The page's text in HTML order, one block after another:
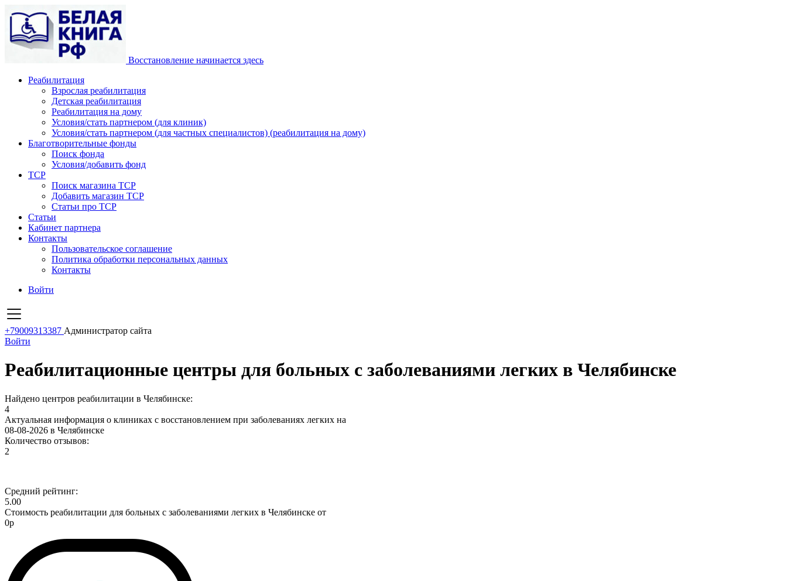
Восстановление начинается здесь
Реабилитация
Взрослая реабилитация
Детская реабилитация
Реабилитация на дому
Условия/стать партнером (для клиник)
Условия/стать партнером (для частных специалистов) (реабилитация на дому)
Благотворительные фонды
Поиск фонда
Условия/добавить фонд
ТСР
Поиск магазина ТСР
Добавить магазин ТСР
Статьи про ТСР
Статьи
Кабинет партнера
Контакты
Пользовательское соглашение
Политика обработки персональных данных
Контакты
Войти
+79009313387 Администратор сайта
Войти
Реабилитационные центры для больных с заболеваниями легких в Челябинске
Найдено центров реабилитации в Челябинске:
4
Актуальная информация о клиниках с восстановлением при заболеваниях легких на
08-08-2026 в Челябинске
Количество отзывов:
2
Средний рейтинг:
5.00
Стоимость реабилитации для больных с заболеваниями легких в Челябинске от
0р